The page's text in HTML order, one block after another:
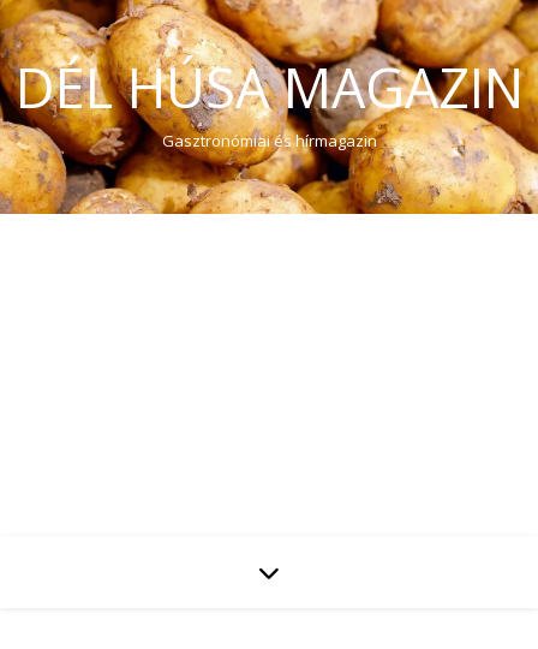
DÉL HÚSA MAGAZIN
Gasztronómiai és hírmagazin